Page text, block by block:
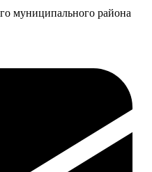
муниципального района